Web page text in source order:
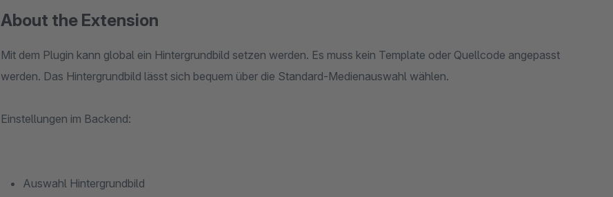
About the Extension
Mit dem Plugin kann global ein Hintergrundbild setzen werden. Es muss kein Template oder Quellcode angepasst
werden. Das Hintergrundbild lässt sich bequem über die Standard-Medienauswahl wählen.
Einstellungen im Backend:
Auswahl Hintergrundbild